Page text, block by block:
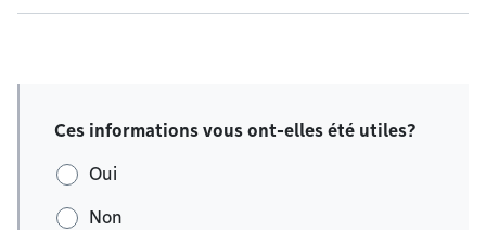
Ces informations vous ont-elles été utiles?
Oui
Non